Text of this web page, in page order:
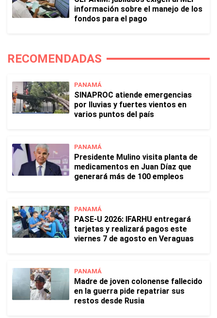
información sobre el manejo de los
fondos para el pago
RECOMENDADAS
PANAMÁ
SINAPROC atiende emergencias
por lluvias y fuertes vientos en
varios puntos del país
PANAMÁ
Presidente Mulino visita planta de
medicamentos en Juan Díaz que
generará más de 100 empleos
PANAMÁ
PASE-U 2026: IFARHU entregará
tarjetas y realizará pagos este
viernes 7 de agosto en Veraguas
PANAMÁ
Madre de joven colonense fallecido
en la guerra pide repatriar sus
restos desde Rusia